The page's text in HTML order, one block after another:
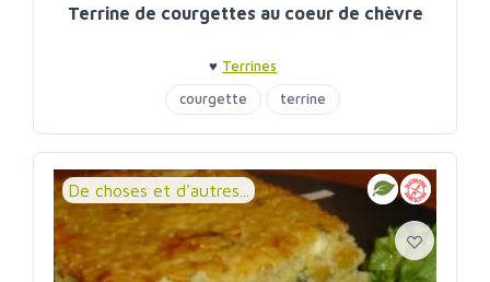
Terrine de courgettes au coeur de chèvre
♥ Terrines
courgette
terrine
De choses et d'autres...